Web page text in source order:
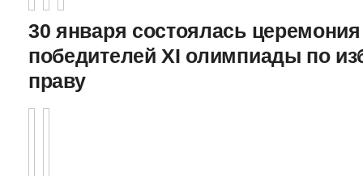
30 января состоялась
победителей XI олимпиады по
праву